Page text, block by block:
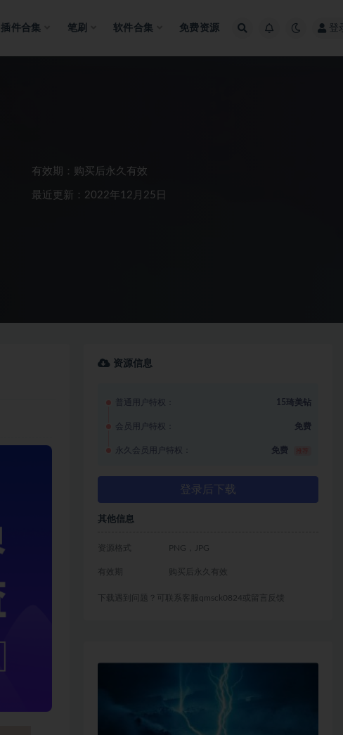
插件合集 笔刷 软件合集 免费资源 登
有效期：购买后永久有效
最近更新：2022年12月25日
资源信息
普通用户特权： 15琦美钻
会员用户特权： 免费
永久会员用户特权： 免费
登录后下载
其他信息
资源格式 PNG，JPG
有效期 购买后永久有效
下载遇到问题？可联系客服qmsck0824或留言反馈